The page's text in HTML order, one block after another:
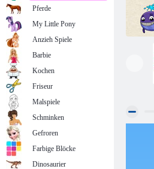
Pferde
My Little Pony
Anzieh Spiele
Barbie
Kochen
Friseur
Malspiele
Schminken
Gefroren
Farbige Blöcke
Dinosaurier